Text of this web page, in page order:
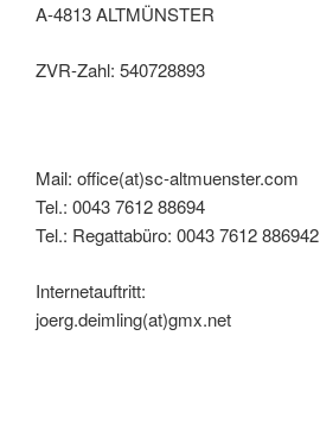
A-4813 ALTMÜNSTER
ZVR-Zahl: 540728893
Mail: office(at)sc-altmuenster.com
Tel.: 0043 7612 88694
Tel.: Regattabüro: 0043 7612 886942
Internetauftritt:
joerg.deimling(at)gmx.net